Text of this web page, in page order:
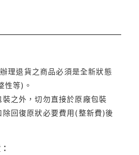
理退貨之商品必須是全新狀態
性等)。
之外，切勿直接於原廠包裝
回復原狀必要費用(整新費)後